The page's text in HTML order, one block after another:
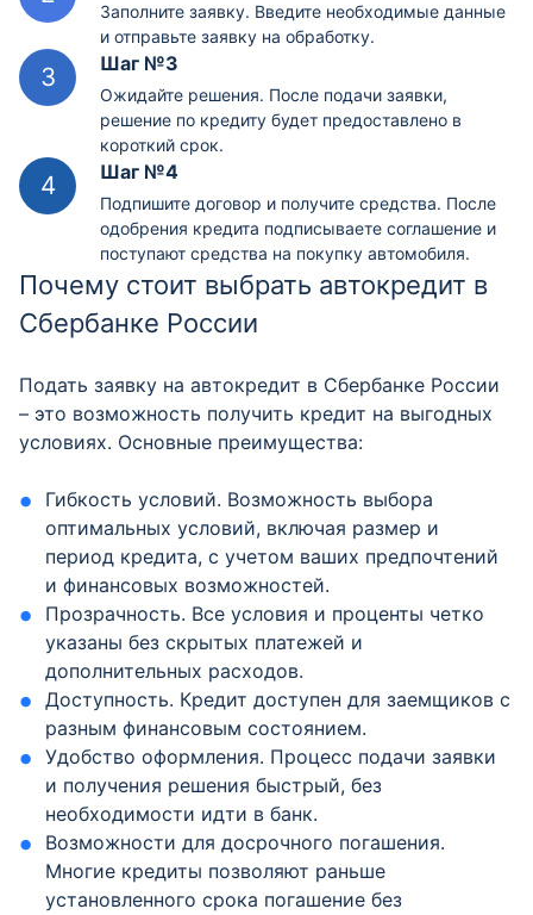
Заполните заявку. Введите необходимые данные
и отправьте заявку на обработку.
Шаг №3
Ожидайте решения. После подачи заявки,
решение по кредиту будет предоставлено в
короткий срок.
Шаг №4
Подпишите договор и получите средства. После
одобрения кредита подписываете соглашение и
поступают средства на покупку автомобиля.
Почему стоит выбрать автокредит в
Сбербанке России
Подать заявку на автокредит в Сбербанке России
– это возможность получить кредит на выгодных
условиях. Основные преимущества:
Гибкость условий. Возможность выбора
оптимальных условий, включая размер и
период кредита, с учетом ваших предпочтений
и финансовых возможностей.
Прозрачность. Все условия и проценты четко
указаны без скрытых платежей и
дополнительных расходов.
Доступность. Кредит доступен для заемщиков с
разным финансовым состоянием.
Удобство оформления. Процесс подачи заявки
и получения решения быстрый, без
необходимости идти в банк.
Возможности для досрочного погашения.
Многие кредиты позволяют раньше
установленного срока погашение без